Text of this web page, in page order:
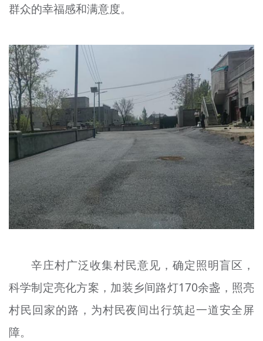
资料库
群众的幸福感和满意度。
辛庄村广泛收集村民意见，确定照明盲区，
科学制定亮化方案，加装乡间路灯170余盏，照亮
村民回家的路，为村民夜间出行筑起一道安全屏
障。